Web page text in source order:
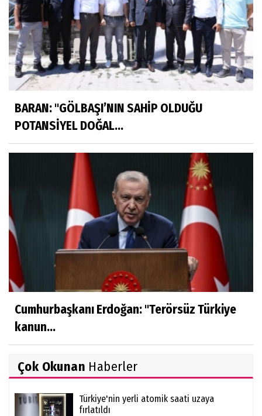
BARAN: "GÖLBAŞI’NIN SAHİP OLDUĞU
POTANSİYEL DOĞAL...
Cumhurbaşkanı Erdoğan: ''Terörsüz Türkiye
kanun...
Çok Okunan Haberler
Türkiye'nin yerli atomik saati uzaya
fırlatıldı